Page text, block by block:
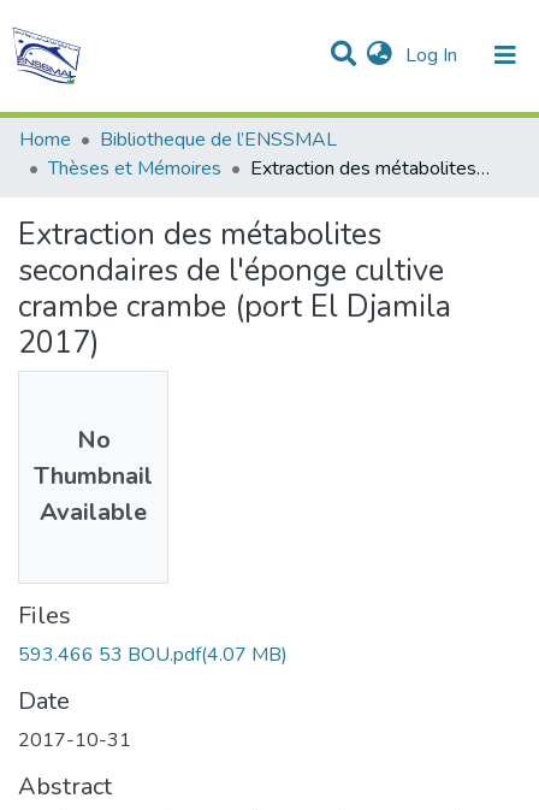
Log In (current)
Communities & Collections
Statistics
All of DSpace
Home
Bibliotheque de l’ENSSMAL
Thèses et Mémoires
Extraction des métabolites secondaires de l'éponge cultive crambe crambe (port El Djamila 2017)
Extraction des métabolites
secondaires de l'éponge cultive
crambe crambe (port El Djamila
2017)
No
Thumbnail
Available
Files
593.466 53 BOU.pdf(4.07 MB)
Date
2017-10-31
Abstract